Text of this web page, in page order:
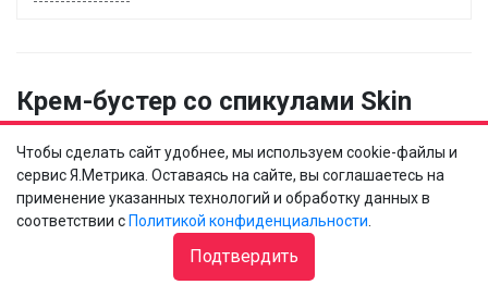
Крем-бустер со спикулами Skin
Glow Cream Booster, Skinprobiotic
Чтобы сделать сайт удобнее, мы используем cookie-файлы и
сервис Я.Метрика. Оставаясь на сайте, вы соглашаетесь на
применение указанных технологий и обработку данных в
соответствии с Политикой конфиденциальности
Подтвердить